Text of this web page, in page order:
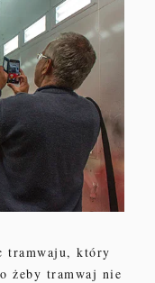
tramwaju, który
żeby tramwaj nie